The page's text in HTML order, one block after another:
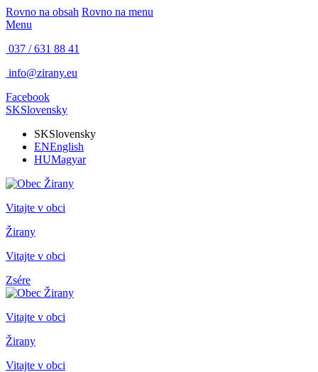
Rovno na obsah Rovno na menu
Menu
037 / 631 88 41
info@zirany.eu
Facebook
SKSlovensky
SKSlovensky
ENEnglish
HUMagyar
Vitajte v obci
Žirany
Vitajte v obci
Zsére
Vitajte v obci
Žirany
Vitajte v obci